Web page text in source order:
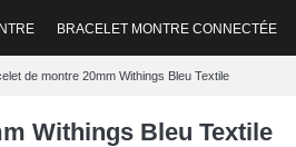
BRACELET MONTRE CONNECTÉE
de montre 20mm Withings Bleu Textile
Withings Bleu Textile